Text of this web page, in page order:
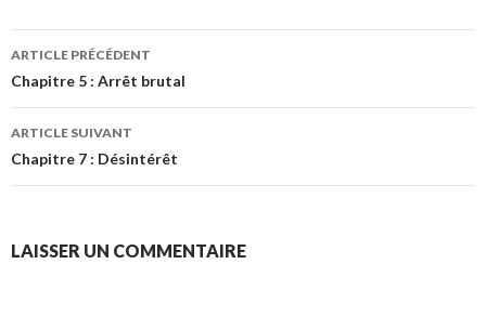
Navigation
des
articles
ARTICLE PRÉCÉDENT
Chapitre 5 : Arrêt brutal
ARTICLE SUIVANT
Chapitre 7 : Désintérêt
LAISSER UN COMMENTAIRE